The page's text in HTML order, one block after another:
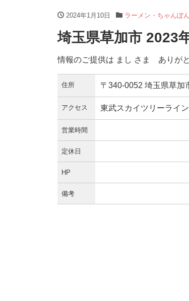
2024年1月10日 ラーメン・ちゃんぽん
埼玉県草加市 2023
情報のご提供は まし さま ありがと
住所 〒340-0052 埼玉県草加
アクセス 東武スカイツリーライ
営業時間
定休日
HP
備考